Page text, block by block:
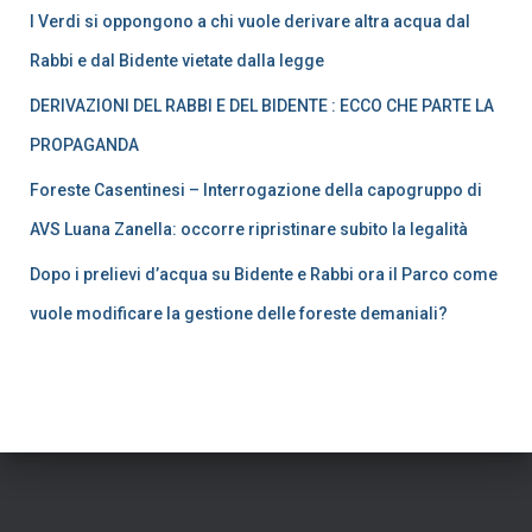
I Verdi si oppongono a chi vuole derivare altra acqua dal
Rabbi e dal Bidente vietate dalla legge
DERIVAZIONI DEL RABBI E DEL BIDENTE : ECCO CHE PARTE LA
PROPAGANDA
Foreste Casentinesi – Interrogazione della capogruppo di
AVS Luana Zanella: occorre ripristinare subito la legalità
Dopo i prelievi d’acqua su Bidente e Rabbi ora il Parco come
vuole modificare la gestione delle foreste demaniali?